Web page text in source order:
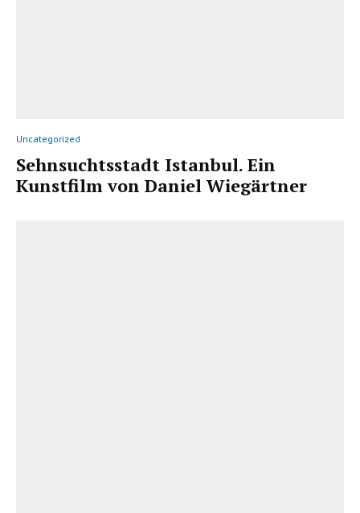
Uncategorized
Sehnsuchtsstadt Istanbul. Ein
Kunstfilm von Daniel Wiegärtner